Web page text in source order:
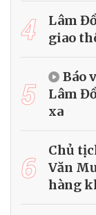
4
Lâm
giao
5
Báo
Lâm
xa
6
Chủ
Văn
hàng